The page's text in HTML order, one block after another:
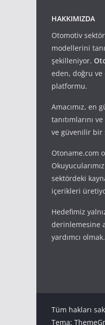
HAKKIMIZDA
Otomotiv
modellerini
şekilleniyor.
eden, doğru ve
platformu.
Amacımız, en
tanıtımlarını
ve güvenilir bir
Otoname.com
sektördeki
içerikleri
Hedefimiz
derinlemesine
yardımcı olmak.
Tüm hakları
Tema: